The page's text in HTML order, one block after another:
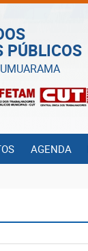
PÚBLICOS
AGENDA